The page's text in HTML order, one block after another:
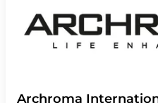
Archroma